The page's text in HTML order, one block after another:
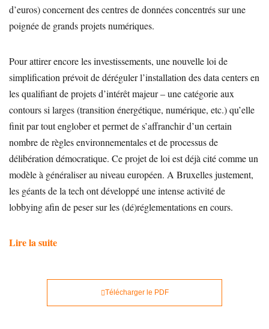
d’euros) concernent des centres de données concentrés sur une
poignée de grands projets numériques.
Pour attirer encore les investissements, une nouvelle loi de
simplification prévoit de déréguler l’installation des data centers en
les qualifiant de projets d’intérêt majeur – une catégorie aux
contours si larges (transition énergétique, numérique, etc.) qu’elle
finit par tout englober et permet de s’affranchir d’un certain
nombre de règles environnementales et de processus de
délibération démocratique. Ce projet de loi est déjà cité comme un
modèle à généraliser au niveau européen. A Bruxelles justement,
les géants de la tech ont développé une intense activité de
lobbying afin de peser sur les (dé)réglementations en cours.
Lire la suite
Télécharger le PDF